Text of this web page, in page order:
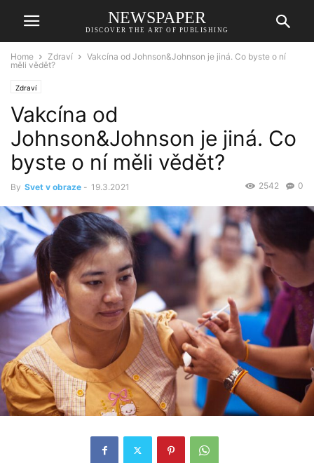
NEWSPAPER
DISCOVER THE ART OF PUBLISHING
Home Zdraví
Vakcína od Johnson&Johnson je jiná. Co byste o ní
měli vědět?
Zdraví
Vakcína od
Johnson&Johnson je jiná. Co
byste o ní měli vědět?
By Svet v obraze - 19.3.2021 0
2542